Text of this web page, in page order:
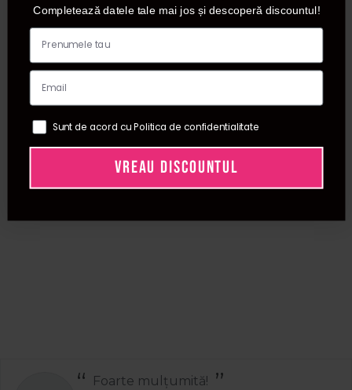
Foarte mulțumită!
Completează datele tale mai jos și descoperă discountul!
Sunt de acord cu Politica de confidentialitate
VREAU DISCOUNTUL